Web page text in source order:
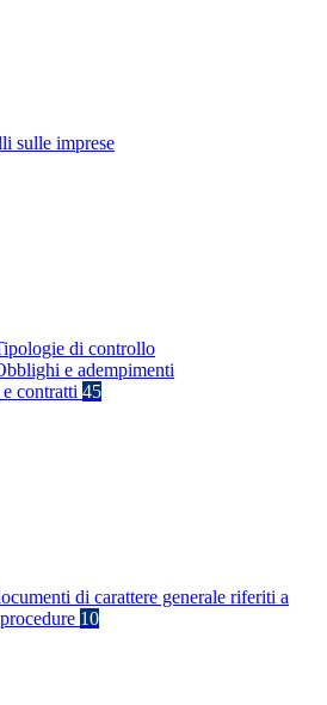
sulle imprese
di controllo
e adempimenti
contratti 45
di carattere generale riferiti a
10